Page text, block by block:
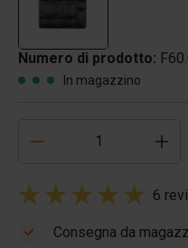
Numero di prodotto:
In magazzino
6
Consegna da